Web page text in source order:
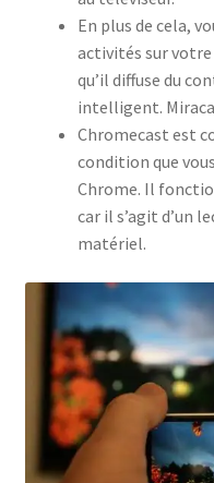
En plus de cela,
activités sur
qu’il diffuse du
intelligent.
Chromecast est
condition que
Chrome. Il
car il s’agit d’un
matériel.